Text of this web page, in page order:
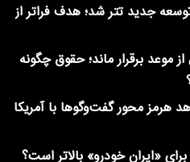
جدید تتر شد؛ هدف فراتر از
موعد برقرار ماند؛ حقوق چگونه
هرمز محور گفت‌وگوها با آمریکا
«ایران خودرو» بالاتر است؟